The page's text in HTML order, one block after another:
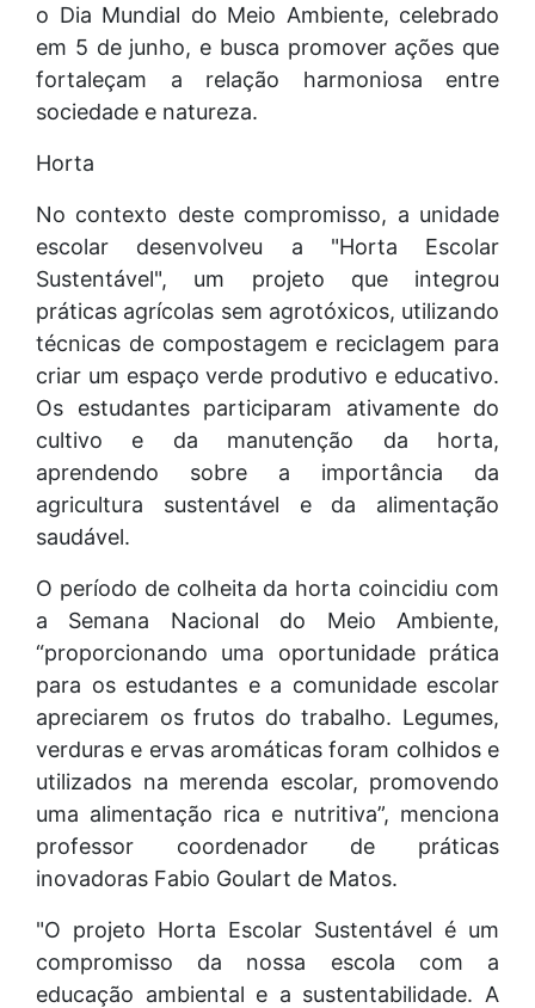
o Dia Mundial do Meio Ambiente, celebrado
em 5 de junho, e busca promover ações que
fortaleçam a relação harmoniosa entre
sociedade e natureza.
Horta
No contexto deste compromisso, a unidade
escolar desenvolveu a "Horta Escolar
Sustentável", um projeto que integrou
práticas agrícolas sem agrotóxicos, utilizando
técnicas de compostagem e reciclagem para
criar um espaço verde produtivo e educativo.
Os estudantes participaram ativamente do
cultivo e da manutenção da horta,
aprendendo sobre a importância da
agricultura sustentável e da alimentação
saudável.
O período de colheita da horta coincidiu com
a Semana Nacional do Meio Ambiente,
“proporcionando uma oportunidade prática
para os estudantes e a comunidade escolar
apreciarem os frutos do trabalho. Legumes,
verduras e ervas aromáticas foram colhidos e
utilizados na merenda escolar, promovendo
uma alimentação rica e nutritiva”, menciona
professor coordenador de práticas
inovadoras Fabio Goulart de Matos.
"O projeto Horta Escolar Sustentável é um
compromisso da nossa escola com a
educação ambiental e a sustentabilidade. A